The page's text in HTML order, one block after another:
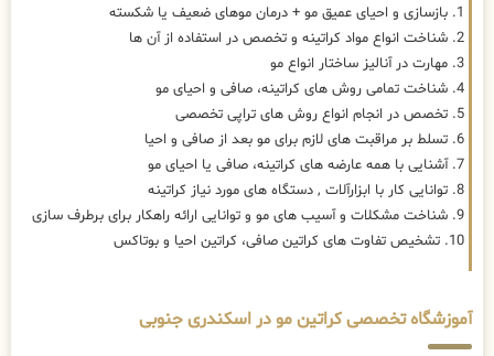
1. بازسازی و احیای عمیق مو + درمان موهای ضعیف یا شکسته
2. شناخت انواع مواد کراتینه و تخصص در استفاده از آن ها
3. مهارت در آنالیز ساختار انواع مو
4. شناخت تمامی روش های کراتینه، صافی و احیای مو
5. تخصص در انجام انواع روش های تراپی تخصصی
6. تسلط بر مراقبت های لازم برای مو بعد از صافی و احیا
7. آشنایی با همه عارضه های کراتینه، صافی یا احیای مو
8. توانایی کار با ابزارآلات , دستگاه های مورد نیاز کراتینه
9. شناخت مشکلات و آسیب های مو و توانایی ارائه راهکار برای برطرف سازی
10. تشخیص تفاوت های کراتین صافی، کراتین احیا و بوتاکس
آموزشگاه تخصصی کراتین مو در اسکندری جنوبی